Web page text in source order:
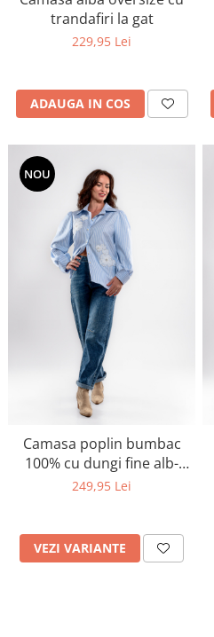
trandafiri la gat
229,95 Lei
ADAUGA IN COS
NOU
Camasa poplin bumbac
100% cu dungi fine alb-
bleu si aplicatii cu perle
249,95 Lei
VEZI VARIANTE